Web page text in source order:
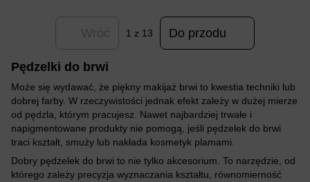
1 z 13 Do przodu
Pędzelki do brwi
Może się wydawać, że piękny makijaż brwi to kwestia techniki lub
dobrej farby. W rzeczywistości jednak efekt zależy w dużej mierze
od pędzla, którym pracujesz. Nawet najbardziej trwałe i
napigmentowane produkty nie pomogą, jeśli pędzelek do brwi
traci kształt, smuży lub nakłada kosmetyk plamami.
Dobry pędzelek do brwi to nie tylko akcesorium. To narzędzie, od
którego zależy precyzja wyznaczania kształtu, równomierność